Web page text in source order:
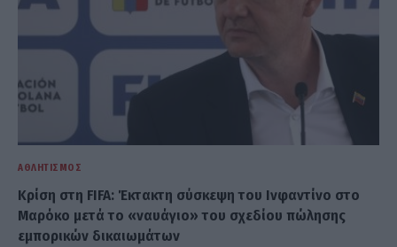
ΑΘΛΗΤΙΣΜΌΣ
Κρίση στη FIFA: Έκτακτη σύσκεψη του Ινφαντίνο στο
Μαρόκο μετά το «ναυάγιο» του σχεδίου πώλησης
εμπορικών δικαιωμάτων